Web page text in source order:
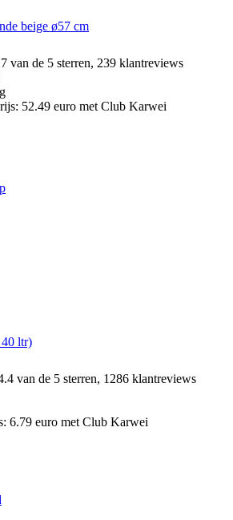
beige ø57 cm
van de 5 sterren, 239 klantreviews
52.49 euro met Club Karwei
ltr)
van de 5 sterren, 1286 klantreviews
6.79 euro met Club Karwei